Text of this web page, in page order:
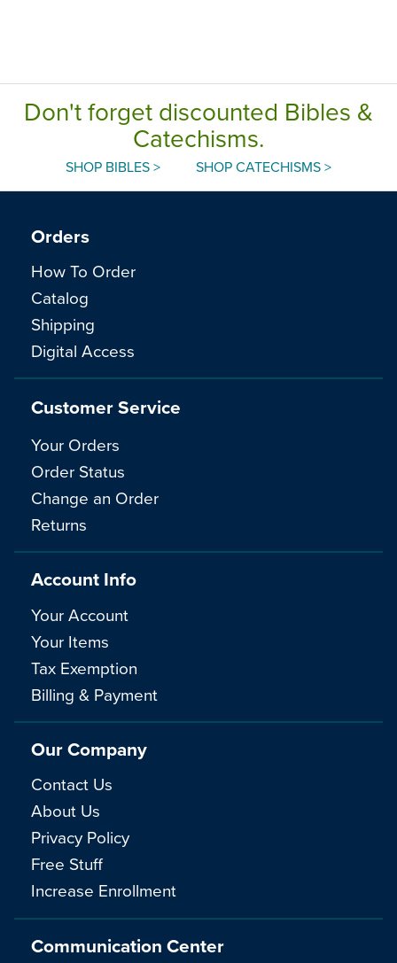
Don't forget discounted Bibles &
Catechisms.
SHOP BIBLES > SHOP CATECHISMS >
Communication Center
Orders
How To Order
Catalog
Shipping
Digital Access
Customer Service
Your Orders
Order Status
Change an Order
Returns
Account Info
Your Account
Your Items
Tax Exemption
Billing & Payment
Our Company
Contact Us
About Us
Privacy Policy
Free Stuff
Increase Enrollment